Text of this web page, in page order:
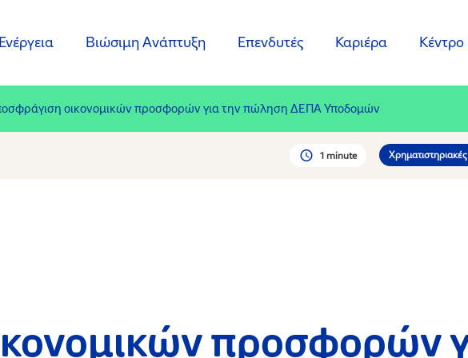
Ενέργεια Βιώσιμη Ανάπτυξη Επενδυτές Καριέρα
οικονομικών προσφορών για την πώληση ΔΕΠΑ Υποδομών
1 minute
προσφορών